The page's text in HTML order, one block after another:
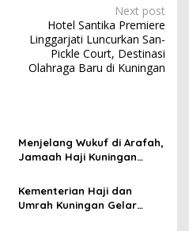
Next post
Hotel Santika Premiere
Linggarjati Luncurkan San-
Pickle Court, Destinasi
Olahraga Baru di Kuningan
Menjelang Wukuf di Arafah,
Jamaah Haji Kuningan
Istigasah
Kementerian Haji dan
Umrah Kuningan Gelar